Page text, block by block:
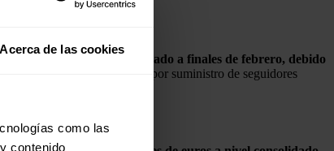
Acerca de las cookies
como las
contenido
comunicados al mercado a finales de febrero, debido
total 192 millones de euros por suministro de seguidores